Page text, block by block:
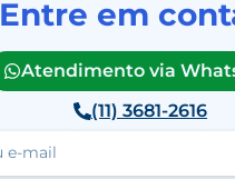
Entre em
Atendimento via
(11) 3681-2616